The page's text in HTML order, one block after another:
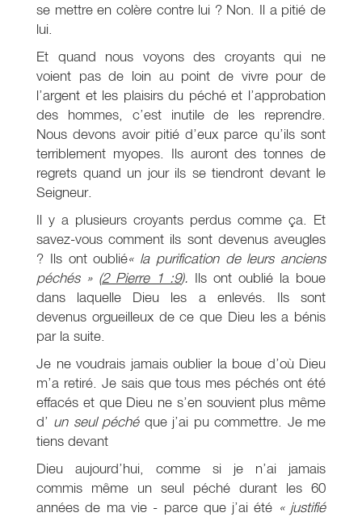
se mettre en colère contre lui ? Non. Il a pitié de
lui.
Et quand nous voyons des croyants qui ne
voient pas de loin au point de vivre pour de
l’argent et les plaisirs du péché et l’approbation
des hommes, c’est inutile de les reprendre.
Nous devons avoir pitié d’eux parce qu’ils sont
terriblement myopes. Ils auront des tonnes de
regrets quand un jour ils se tiendront devant le
Seigneur.
Il y a plusieurs croyants perdus comme ça. Et
savez-vous comment ils sont devenus aveugles
? Ils ont oublié« la purification de leurs anciens
péchés » (2 Pierre 1 :9). Ils ont oublié la boue
dans laquelle Dieu les a enlevés. Ils sont
devenus orgueilleux de ce que Dieu les a bénis
par la suite.
Je ne voudrais jamais oublier la boue d’où Dieu
m’a retiré. Je sais que tous mes péchés ont été
effacés et que Dieu ne s’en souvient plus même
d’ un seul péché que j’ai pu commettre. Je me
tiens devant
Dieu aujourd’hui, comme si je n’ai jamais
commis même un seul péché durant les 60
années de ma vie - parce que j’ai été « justifié